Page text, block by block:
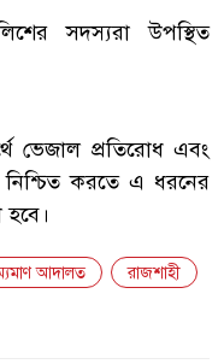
সদস্যরা উপস্থিত
ভেজাল প্রতিরোধ এবং
করতে এ ধরনের
আদালত রাজশাহী